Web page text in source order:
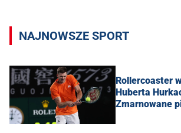
NAJNOWSZE SPORT
Rollercoaster
Huberta
Zmarnowane